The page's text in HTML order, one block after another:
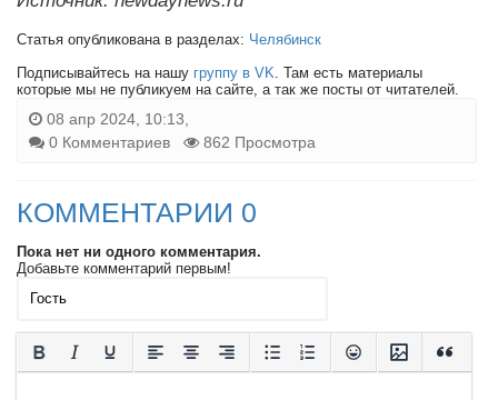
Статья опубликована в разделах: Челябинск
Подписывайтесь на нашу группу в VK . Там есть материалы
которые мы не публикуем на сайте, а так же посты от читателей.
08 апр 2024, 10:13,
0 Комментариев
862 Просмотра
КОММЕНТАРИИ 0
Пока нет ни одного комментария.
Добавьте комментарий первым!